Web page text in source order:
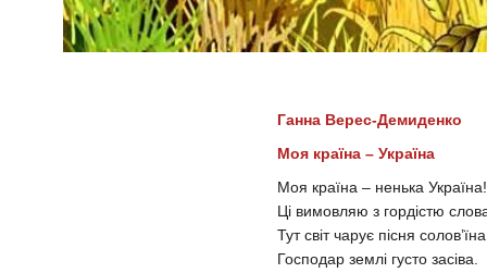
Ганна Верес-Демиденко
Моя країна – Україна
Моя країна – ненька Україна!
Ці вимовляю з гордістю
Тут світ чарує пісня
Господар землі густо засіва.